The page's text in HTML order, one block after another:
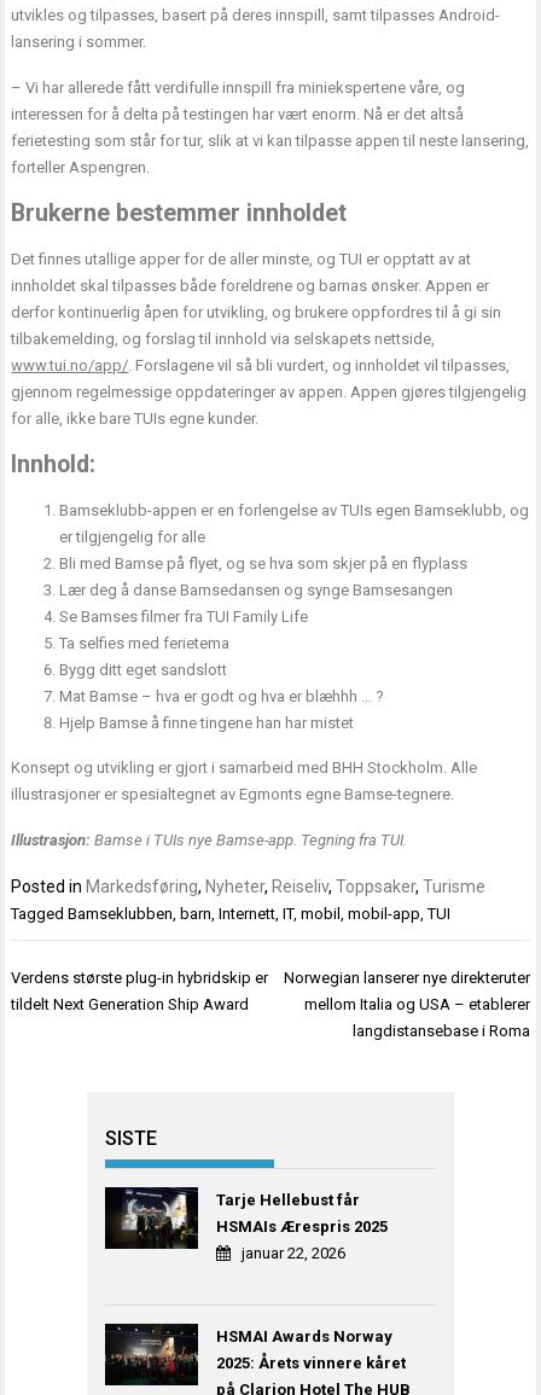
utvikles og tilpasses, basert på deres innspill, samt tilpasses Android-
lansering i sommer.
– Vi har allerede fått verdifulle innspill fra miniekspertene våre, og
interessen for å delta på testingen har vært enorm. Nå er det altså
ferietesting som står for tur, slik at vi kan tilpasse appen til neste lansering,
forteller Aspengren.
Brukerne bestemmer innholdet
Det finnes utallige apper for de aller minste, og TUI er opptatt av at
innholdet skal tilpasses både foreldrene og barnas ønsker. Appen er
derfor kontinuerlig åpen for utvikling, og brukere oppfordres til å gi sin
tilbakemelding, og forslag til innhold via selskapets nettside,
www.tui.no/app/. Forslagene vil så bli vurdert, og innholdet vil tilpasses,
gjennom regelmessige oppdateringer av appen. Appen gjøres tilgjengelig
for alle, ikke bare TUIs egne kunder.
Innhold:
Bamseklubb-appen er en forlengelse av TUIs egen Bamseklubb, og
er tilgjengelig for alle
Bli med Bamse på flyet, og se hva som skjer på en flyplass
Lær deg å danse Bamsedansen og synge Bamsesangen
Se Bamses filmer fra TUI Family Life
Ta selfies med ferietema
Bygg ditt eget sandslott
Mat Bamse – hva er godt og hva er blæhhh … ?
Hjelp Bamse å finne tingene han har mistet
Konsept og utvikling er gjort i samarbeid med BHH Stockholm. Alle
illustrasjoner er spesialtegnet av Egmonts egne Bamse-tegnere.
Illustrasjon: Bamse i TUIs nye Bamse-app. Tegning fra TUI.
Posted in Markedsføring, Nyheter, Reiseliv,Toppsaker,Turisme
TaggedBamseklubben, barn,Internett,IT,mobil,mobil-app,TUI
Innleggsnavigasjon
Verdens største plug-in hybridskip er
tildelt Next Generation Ship Award
Norwegian lanserer nye direkteruter
mellom Italia og USA – etablerer
langdistansebase i Roma
SISTE
Tarje Hellebust får
HSMAIs Ærespris 2025
januar 22, 2026
HSMAI Awards Norway
2025: Årets vinnere kåret
på Clarion Hotel The HUB